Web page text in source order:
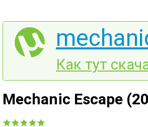
Как тут
Mechanic Escape